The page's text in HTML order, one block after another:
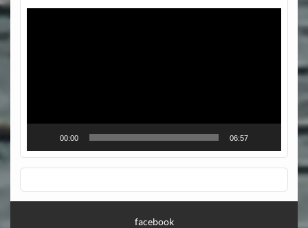
Video-
00:00 06:57
facebook